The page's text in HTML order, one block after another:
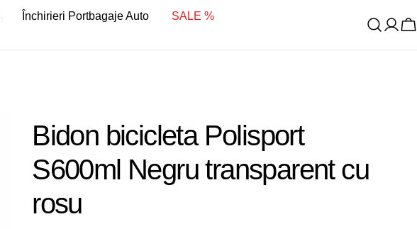
Închirieri Portbagaje Auto
SALE %
Bidon bicicleta Polisport
S600ml Negru transparent cu
rosu